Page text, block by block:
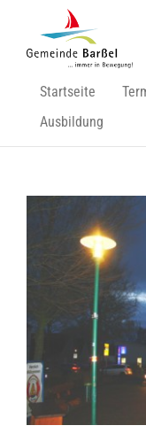
springen
Startseite
Ausbildung